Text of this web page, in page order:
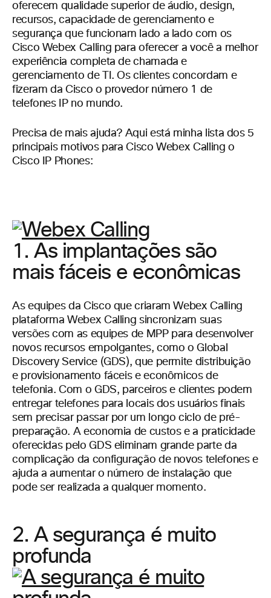
oferecem qualidade superior de áudio, design,
recursos, capacidade de gerenciamento e
segurança que funcionam lado a lado com os
Cisco Webex Calling para oferecer a você a melhor
experiência completa de chamada e
gerenciamento de TI. Os clientes concordam e
fizeram da Cisco o provedor número 1 de
telefones IP no mundo.
Precisa de mais ajuda? Aqui está minha lista dos 5
principais motivos para Cisco Webex Calling o
Cisco IP Phones:
1. As implantações são
mais fáceis e econômicas
As equipes da Cisco que criaram Webex Calling
plataforma Webex Calling sincronizam suas
versões com as equipes de MPP para desenvolver
novos recursos empolgantes, como o Global
Discovery Service (GDS), que permite distribuição
e provisionamento fáceis e econômicos de
telefonia. Com o GDS, parceiros e clientes podem
entregar telefones para locais dos usuários finais
sem precisar passar por um longo ciclo de pré-
preparação. A economia de custos e a praticidade
oferecidas pelo GDS eliminam grande parte da
complicação da configuração de novos telefones e
ajuda a aumentar o número de instalação que
pode ser realizada a qualquer momento.
2. A segurança é muito
profunda